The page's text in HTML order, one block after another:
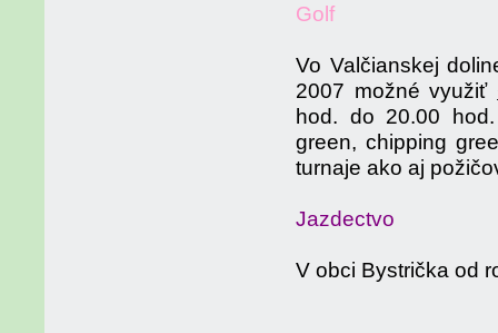
Golf
Vo Valčianskej
2007 možné využiť
hod. do 20.00
green, chipping
turnaje ako aj
Jazdectvo
V obci Bystrička od